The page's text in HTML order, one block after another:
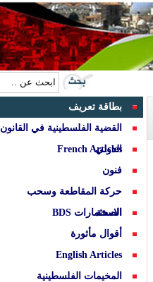
بطاقة تعريف
القضية الفلسطينية في القانون
الدولي
French Articles
فنون
حركة المقاطعة وسحب
الاستثمارات BDS
الصحة
أقوال مأثورة
English Articles
المخيمات الفلسطينية